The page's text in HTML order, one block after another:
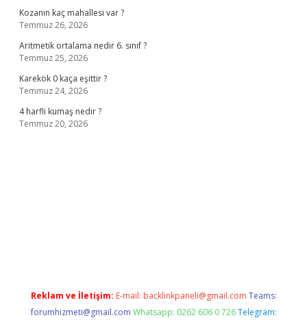
Kozanın kaç mahallesi var ?
Temmuz 26, 2026
Aritmetik ortalama nedir 6. sınıf ?
Temmuz 25, 2026
Karekök 0 kaça eşittir ?
Temmuz 24, 2026
4 harfli kumaş nedir ?
Temmuz 20, 2026
Reklam ve İletişim: E-mail: backlinkpaneli@gmail.com Teams:
forumhizmeti@gmail.com Whatsapp: 0262 606 0 726 Telegram: